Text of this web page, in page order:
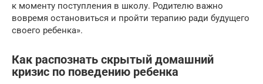
к моменту поступления в школу. Родителю важно
вовремя остановиться и пройти терапию ради будущего
своего ребенка».
Как распознать скрытый домашний
кризис по поведению ребенка